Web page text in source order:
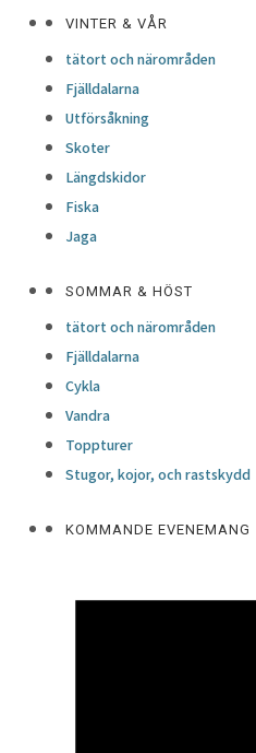
VINTER & VÅR
tätort och närområden
Fjälldalarna
Utförsåkning
Skoter
Längdskidor
Fiska
Jaga
SOMMAR & HÖST
tätort och närområden
Fjälldalarna
Cykla
Vandra
Toppturer
Stugor, kojor, och rastskydd
KOMMANDE EVENEMANG